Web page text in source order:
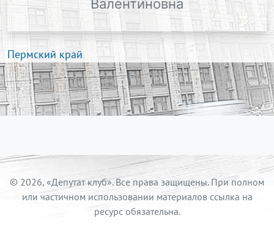
Валентиновна
Пермский край
© 2026, «Депутат клуб». Все права защищены. При полном
или частичном использовании материалов ссылка на
ресурс обязательна.